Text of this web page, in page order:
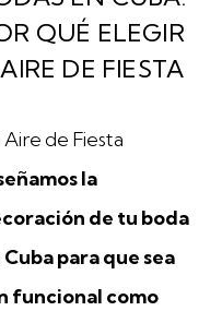
QUÉ ELEGIR
DE FIESTA
Aire de Fiesta
la
de tu boda
Cuba para que sea
funcional como